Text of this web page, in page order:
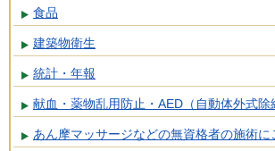
食品
建築物衛生
統計・年報
献血・薬物乱用防止・AED（自動体外式除
あん摩マッサージなどの無資格者の施術に